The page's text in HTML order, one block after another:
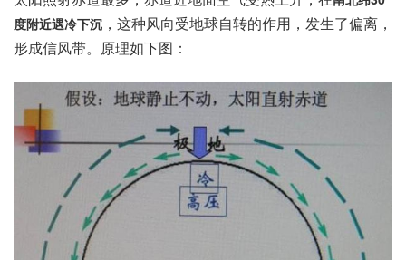
度附近遇冷下沉 ，这种风向受地球自转的作用，发生了偏离，
形成信风带。原理如下图：